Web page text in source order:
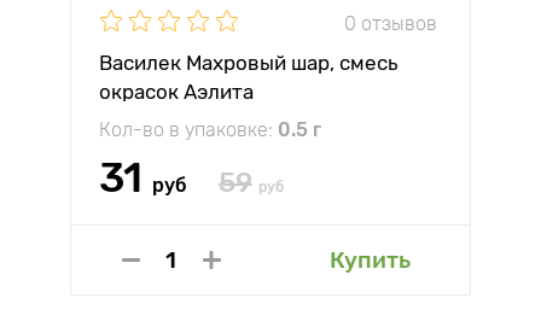
0 отзывов
Василек Махровый шар, смесь
окрасок Аэлита
Кол-во в упаковке: 0.5 г
31 руб 59 руб
Купить